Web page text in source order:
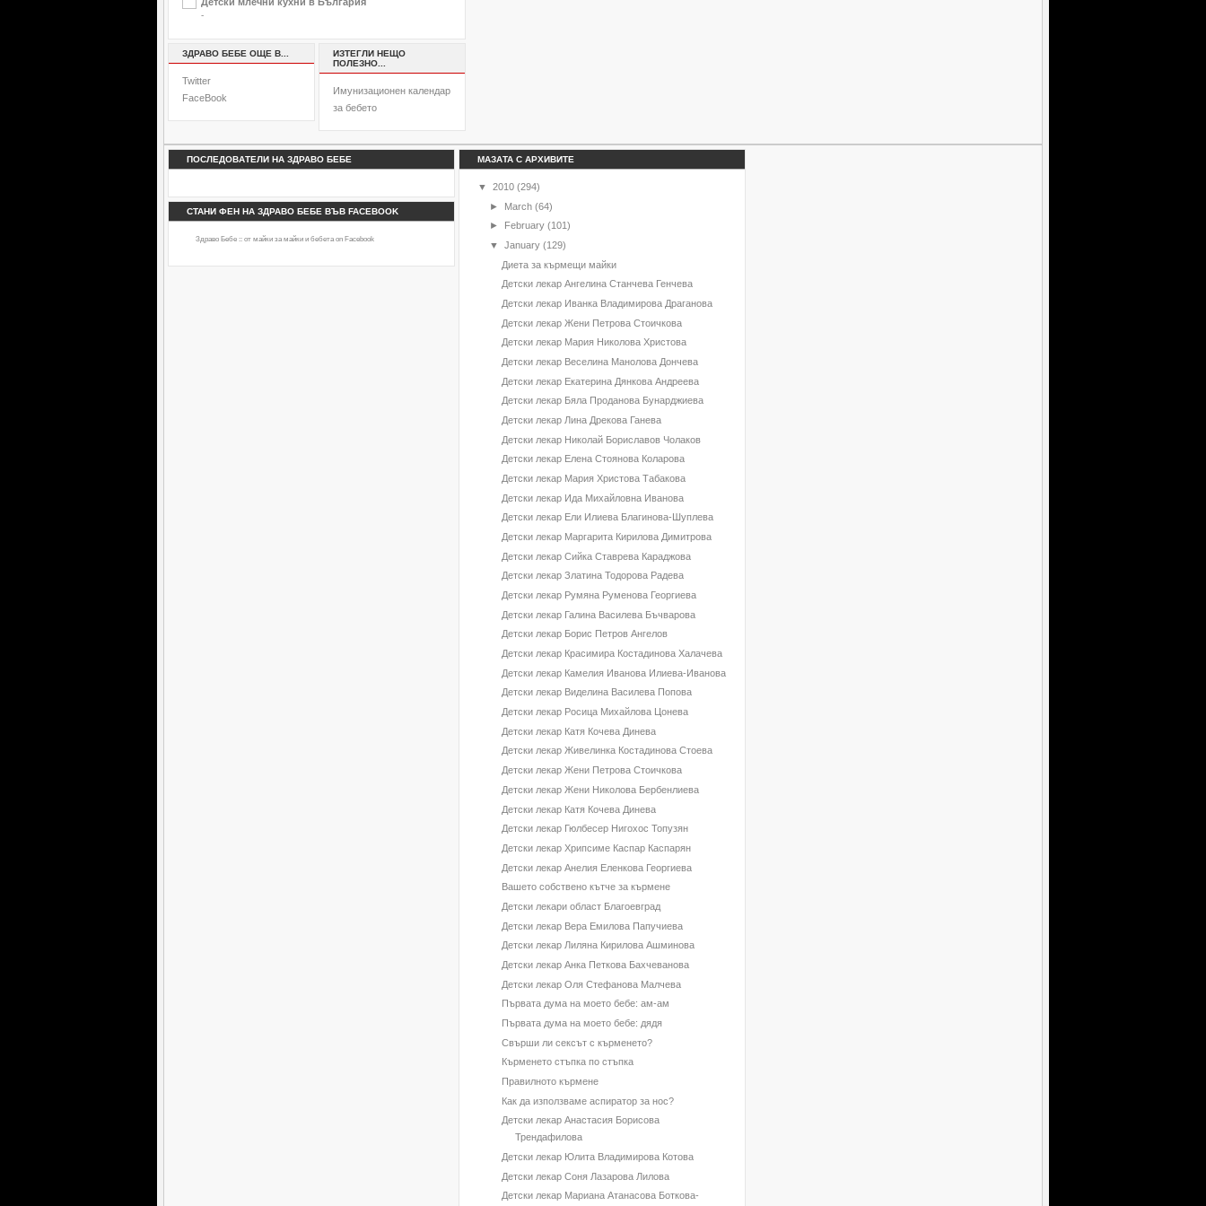
-
ЗДРАВО БЕБЕ ОЩЕ В...
Twitter
FaceBook
ИЗТЕГЛИ НЕЩО
ПОЛЕЗНО...
Имунизационен календар
за бебето
ПОСЛЕДОВАТЕЛИ НА ЗДРАВО БЕБЕ
СТАНИ ФЕН НА ЗДРАВО БЕБЕ ВЪВ FACEBOOK
Здраво Бебе :: от майки за майки и бебетаon Facebook
МАЗАТА С АРХИВИТЕ
▼ 2010 (294)
► March (64)
►
February (101)
▼ January (129)
Диета за кърмещи майки
Детски лекар Ангелина Станчева Генчева
Детски лекар Иванка Владимирова Драганова
Детски лекар Жени Петрова Стоичкова
Детски лекар Мария Николова Христова
Детски лекар Веселина Манолова Дончева
Детски лекар Екатерина Дянкова Андреева
Детски лекар Бяла Проданова Бунарджиева
Детски лекар Лина Дрекова Ганева
Детски лекар Николай Бориславов Чолаков
Детски лекар Елена Стоянова Коларова
Детски лекар Мария Христова Табакова
Детски лекар Ида Михайловна Иванова
Детски лекар Ели Илиева Благинова-Шуплева
Детски лекар Маргарита Кирилова Димитрова
Детски лекар Сийка Ставрева Караджова
Детски лекар Златина Тодорова Радева
Детски лекар Румяна Руменова Георгиева
Детски лекар Галина Василева Бъчварова
Детски лекар Борис Петров Ангелов
Детски лекар Красимира Костадинова Халачева
Детски лекар Камелия Иванова Илиева-Иванова
Детски лекар Виделина Василева Попова
Детски лекар Росица Михайлова Цонева
Детски лекар Катя Кочева Динева
Детски лекар Живелинка Костадинова Стоева
Детски лекар Жени Петрова Стоичкова
Детски лекар Жени Николова Бербенлиева
Детски лекар Катя Кочева Динева
Детски лекар Гюлбесер Нигохос Топузян
Детски лекар Хрипсиме Каспар Каспарян
Детски лекар Анелия Еленкова Георгиева
Вашето собствено кътче за кърмене
Детски лекари област Благоевград
Детски лекар Вера Емилова Папучиева
Детски лекар Лиляна Кирилова Ашминова
Детски лекар Анка Петкова Бахчеванова
Детски лекар Оля Стефанова Малчева
Първата дума на моето бебе: ам-ам
Първата дума на моето бебе: дядя
Свърши ли сексът с кърменето?
Кърменето стъпка по стъпка
Правилното кърмене
Как да използваме аспиратор за нос?
Детски лекар Анастасия Борисова
Трендафилова
Детски лекар Юлита Владимирова Котова
Детски лекар Соня Лазарова Лилова
Детски лекар Мариана Атанасова Боткова-